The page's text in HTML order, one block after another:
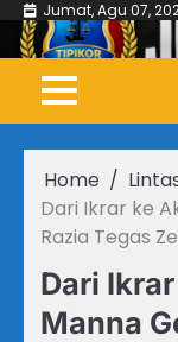
Skip
content
Jumat, Agu 07,
Home
Dari Ikrar ke
Razia Tegas
Dari
Manna